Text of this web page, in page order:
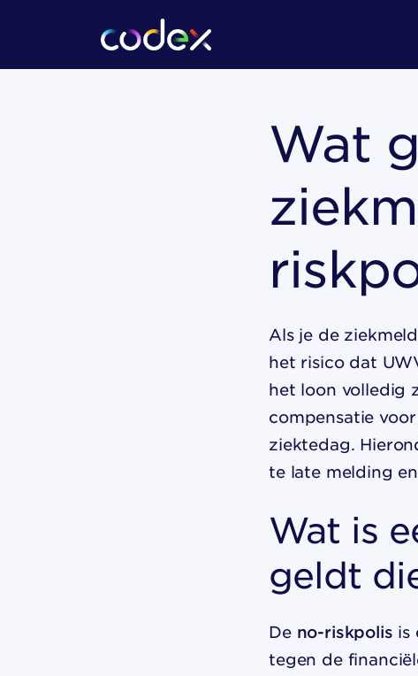
Wat
Als je de
het risico dat
het loon volledig
compensatie
ziektedag.
te late melding
Wat is
geldt
De no-riskpolis is
tegen de